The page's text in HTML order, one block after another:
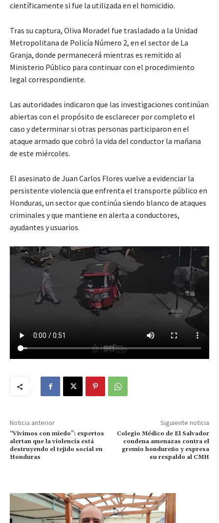
científicamente si fue la utilizada en el homicidio.
Tras su captura, Oliva Moradel fue trasladado a la Unidad
Metropolitana de Policía Número 2, en el sector de La
Granja, donde permanecerá mientras es remitido al
Ministerio Público para continuar con el procedimiento
legal correspondiente.
Las autoridades indicaron que las investigaciones continúan
abiertas con el propósito de esclarecer por completo el
caso y determinar si otras personas participaron en el
ataque armado que cobró la vida del conductor la mañana
de este miércoles.
El asesinato de Juan Carlos Flores vuelve a evidenciar la
persistente violencia que enfrenta el transporte público en
Honduras, un sector que continúa siendo blanco de ataques
criminales y que mantiene en alerta a conductores,
ayudantes y usuarios.
Noticia anterior
“Vivimos con miedo”: expertos
alertan que la violencia está
destruyendo el tejido social en
Honduras
Siguiente noticia
Colegio Médico de El Salvador
condena amenazas contra el
gremio hondureño y expresa
su respaldo al CMH